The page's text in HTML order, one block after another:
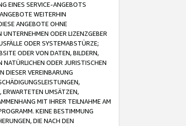
EINES SERVICE-ANGEBOTS
WEITERHIN
ANGEBOTE OHNE
ODER LIZENZGEBER
ODER SYSTEMABSTÜRZE;
ODER VON DATEN, BILDERN,
NATÜRLICHEN ODER JURISTISCHEN
DIESER VEREINBARUNG
ERWARTETEN UMSÄTZEN,
MIT IHRER TEILNAHME AM
KEINE BESTIMMUNG
DIE NACH DEN